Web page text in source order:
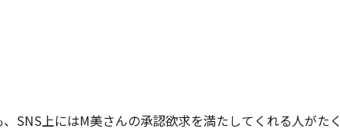
SNS上にはM美さんの承認欲求を満たしてくれる人がたく